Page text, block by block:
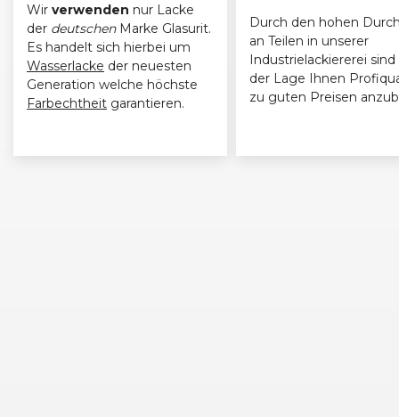
Wir verwenden nur Lacke
der deutschenMarke Glasurit.
Es handelt sich hierbei um
Wasserlacke der neuesten
Generation welche höchste
Farbechtheit garantieren.
Durch den hohen
an Teilen in unserer
Industrielackiererei sind
der Lage Ihnen
zu guten Preisen